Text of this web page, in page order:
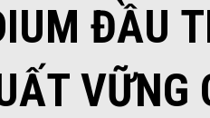
ĐẦU
VỮNG